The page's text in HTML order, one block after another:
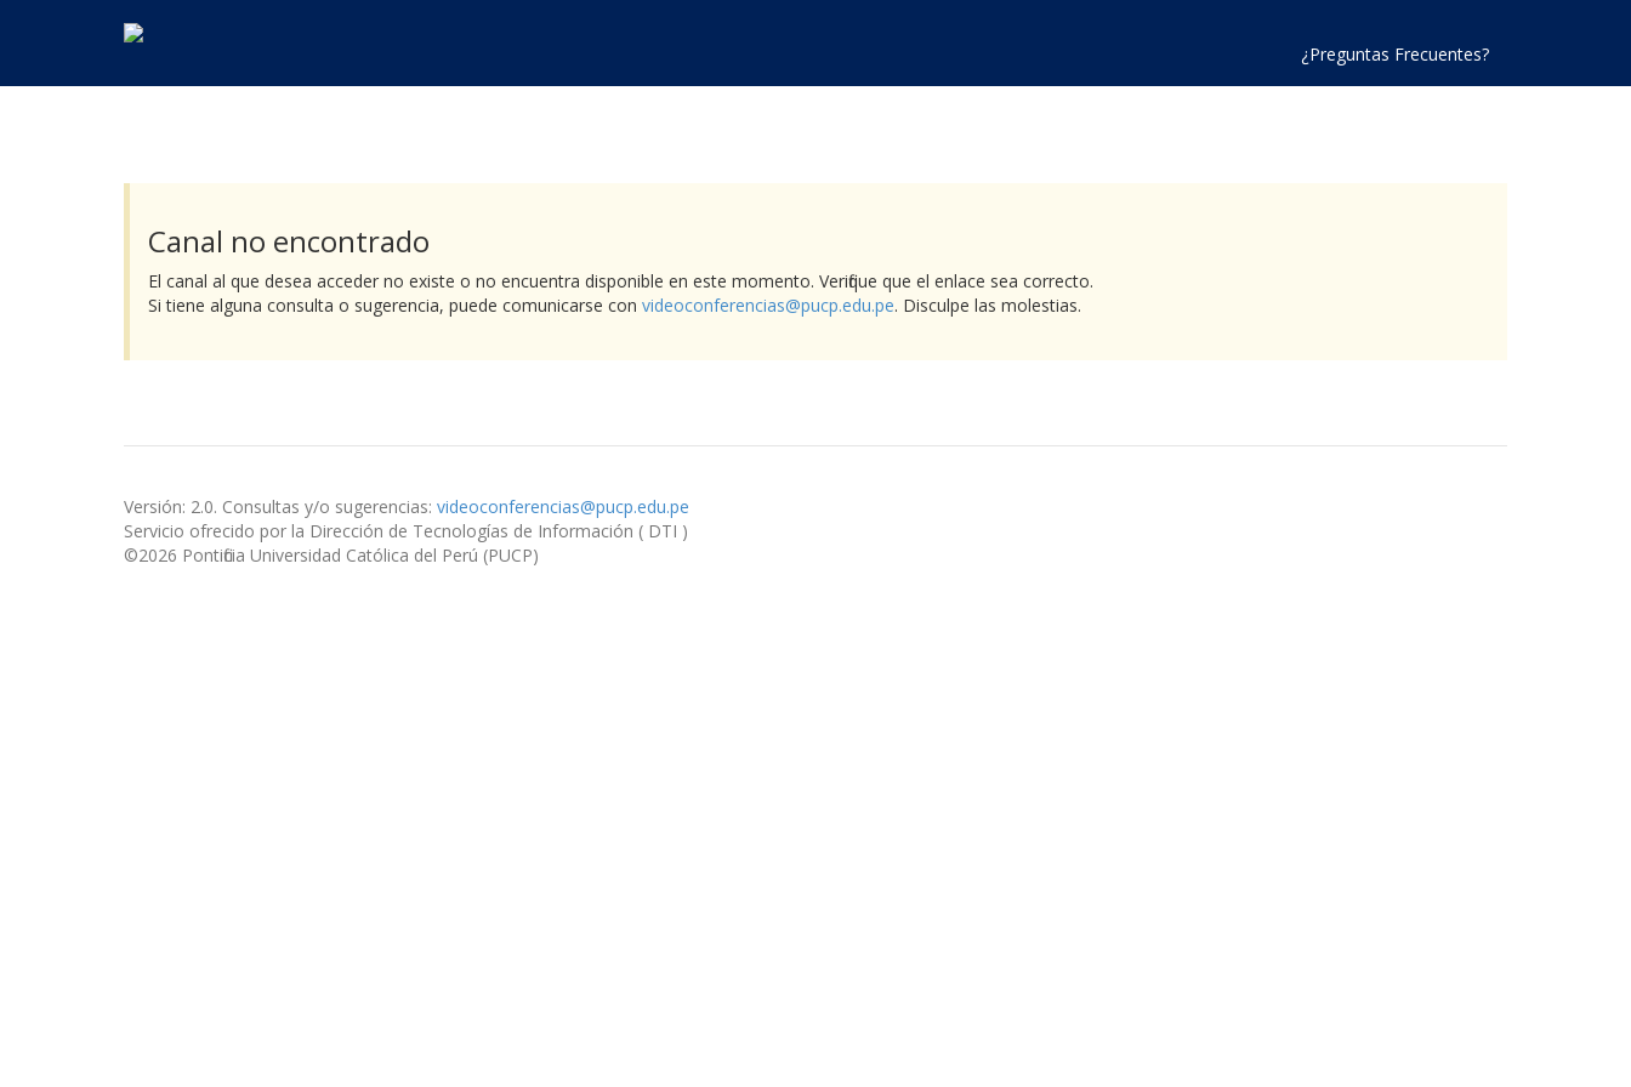
¿Preguntas Frecuentes?
Canal no encontrado
El canal al que desea acceder no existe o no encuentra disponible en este momento. Verifique que el enlace sea correcto.
Si tiene alguna consulta o sugerencia, puede comunicarse con videoconferencias@pucp.edu.pe. Disculpe las molestias.
Versión: 2.0. Consultas y/o sugerencias: videoconferencias@pucp.edu.pe
Servicio ofrecido por la Dirección de Tecnologías de Información ( DTI )
©2026 Pontificia Universidad Católica del Perú (PUCP)